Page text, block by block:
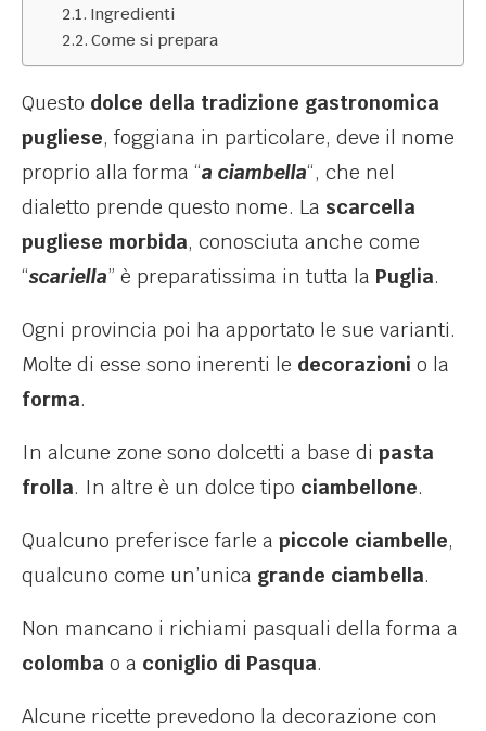
Ingredienti
Come si prepara
Questo dolce della tradizione gastronomica
pugliese, foggiana in particolare, deve il nome
proprio alla forma “a ciambella“, che nel
dialetto prende questo nome. La scarcella
pugliese morbida, conosciuta anche come
“scariella” è preparatissima in tutta la Puglia.
Ogni provincia poi ha apportato le sue varianti.
Molte di esse sono inerenti le decorazioni o la
forma.
In alcune zone sono dolcetti a base di pasta
frolla. In altre è un dolce tipo ciambellone.
Qualcuno preferisce farle a piccole ciambelle,
qualcuno come un’unica grande ciambella.
Non mancano i richiami pasquali della forma a
colomba o a coniglio di Pasqua.
Alcune ricette prevedono la decorazione con